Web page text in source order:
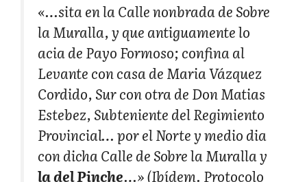
«…sita en la Calle nonbrada de Sobre
la Muralla, y que antiguamente lo
acia de Payo Formoso; confina al
Levante con casa de Maria Vázquez
Cordido, Sur con otra de Don Matias
Estebez, Subteniente del Regimiento
Provincial… por el Norte y medio dia
con dicha Calle de Sobre la Muralla y
la del Pinche…» (Ibídem. Protocolo